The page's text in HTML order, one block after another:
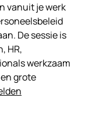
vanuit je werk
De sessie is
HR,
werkzaam
grote